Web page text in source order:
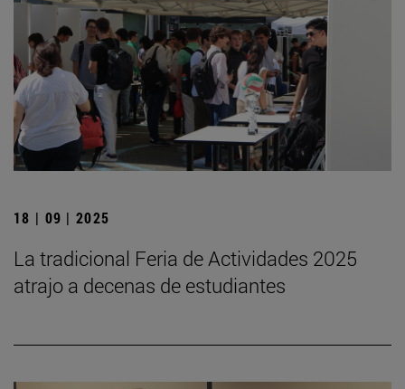
18 | 09 | 2025
La tradicional Feria de Actividades 2025
atrajo a decenas de estudiantes